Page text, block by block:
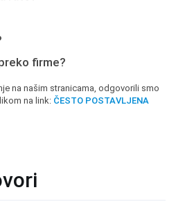
firme?
na našim stranicama, odgovorili smo
na link: ČESTO POSTAVLJENA